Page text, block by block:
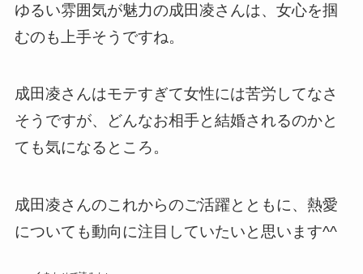
ゆるい雰囲気が魅力の成田凌さんは、女心を掴
むのも上手そうですね。
成田凌さんはモテすぎて女性には苦労してなさ
そうですが、どんなお相手と結婚されるのかと
ても気になるところ。
成田凌さんのこれからのご活躍とともに、熱愛
についても動向に注目していたいと思います^^